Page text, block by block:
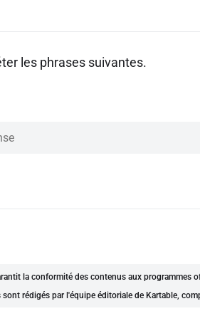
les phrases suivantes.
la conformité des contenus aux programmes
sont rédigés par l'équipe éditoriale de Kartable,